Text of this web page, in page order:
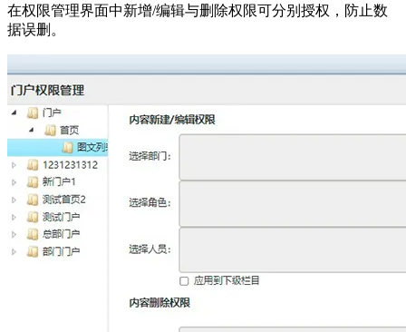
在权限管理界面中新增/编辑与删除权限可分别授权，防止数
据误删。